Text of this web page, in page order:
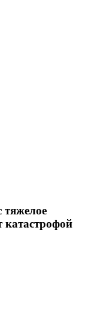
катастрофой